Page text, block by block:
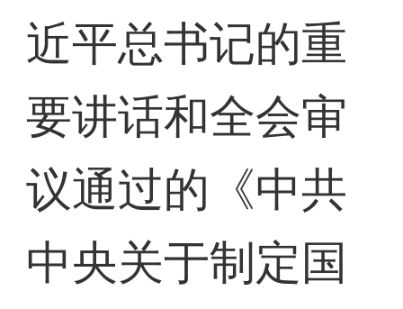
近平总书记的重
要讲话和全会审
议通过的《中共
中央关于制定国